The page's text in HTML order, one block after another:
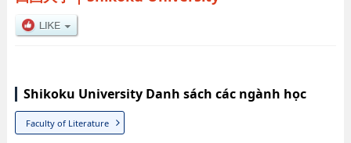
Shikoku University Danh sách các ngành học
Faculty of Literature